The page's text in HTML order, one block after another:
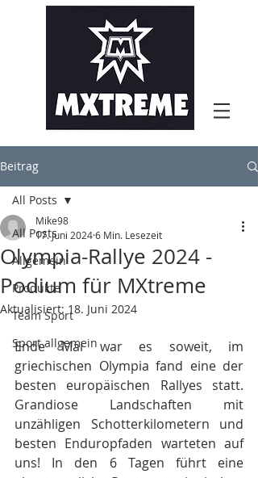
Beitrag
All Posts
Allgemein
Produkte
Team Sport
Sport allgemein
All Posts
Olympia-Rallye 2024 -
Podium für MXtreme
Mike98
17. Juni 20246 Min. Lesezeit
Aktualisiert: 18. Juni 2024
Ende Mai war es soweit, im
griechischen Olympia fand eine der
besten europäischen Rallyes statt.
Grandiose Landschaften mit
unzähligen Schotterkilometern und
besten Enduropfaden warteten auf
uns! In den 6 Tagen führt eine